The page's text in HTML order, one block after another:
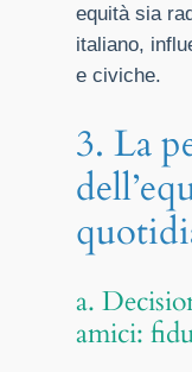
equità sia
italiano,
e civiche.
3. La
a.
amici: